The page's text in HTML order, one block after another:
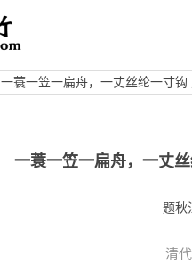
一蓑一笠一扁舟，一丈丝纶一寸
一蓑一笠一扁舟，一丈
题秋
清代